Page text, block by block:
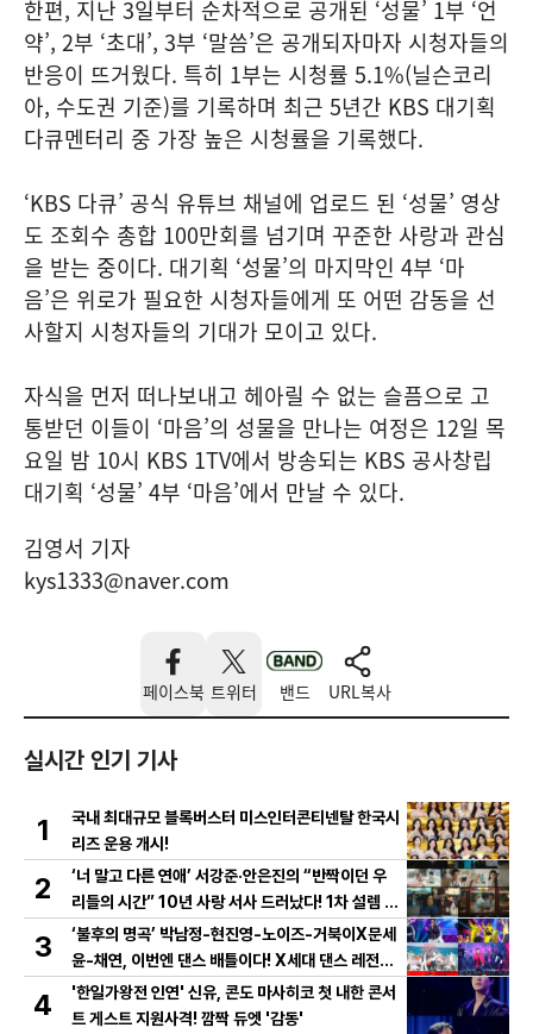
한편, 지난 3일부터 순차적으로 공개된 ‘성물’ 1부 ‘언
약’, 2부 ‘초대’, 3부 ‘말씀’은 공개되자마자 시청자들의
반응이 뜨거웠다. 특히 1부는 시청률 5.1%(닐슨코리
아, 수도권 기준)를 기록하며 최근 5년간 KBS 대기획
다큐멘터리 중 가장 높은 시청률을 기록했다.
‘KBS 다큐’ 공식 유튜브 채널에 업로드 된 ‘성물’ 영상
도 조회수 총합 100만회를 넘기며 꾸준한 사랑과 관심
을 받는 중이다. 대기획 ‘성물’의 마지막인 4부 ‘마
음’은 위로가 필요한 시청자들에게 또 어떤 감동을 선
사할지 시청자들의 기대가 모이고 있다.
자식을 먼저 떠나보내고 헤아릴 수 없는 슬픔으로 고
통받던 이들이 ‘마음’의 성물을 만나는 여정은 12일 목
요일 밤 10시 KBS 1TV에서 방송되는 KBS 공사창립
대기획 ‘성물’ 4부 ‘마음’에서 만날 수 있다.
김영서 기자
kys1333@naver.com
페이스북 트위터 밴드 URL복사
실시간 인기 기사
1
국내 최대규모 블록버스터 미스인터콘티넨탈 한국시
리즈 운용 개시!
2
‘너 말고 다른 연애’ 서강준·안은진의 “반짝이던 우
리들의 시간” 10년 사랑 서사 드러났다! 1차 설렘 티
저 영상 공개!
3
‘불후의 명곡’ 박남정-현진영-노이즈-거북이X문세
윤-채연, 이번엔 댄스 배틀이다! X세대 댄스 레전드
총출동! 댄스 본능 깨운다!
4
'한일가왕전 인연' 신유, 콘도 마사히코 첫 내한 콘서
트 게스트 지원사격! 깜짝 듀엣 '감동'